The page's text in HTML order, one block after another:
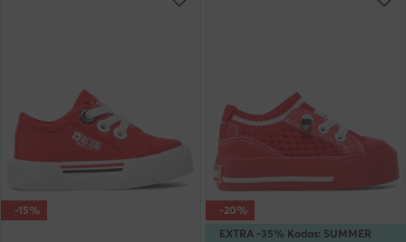
-15%
EXTRA -35% Kodas: SUMMER
-20%